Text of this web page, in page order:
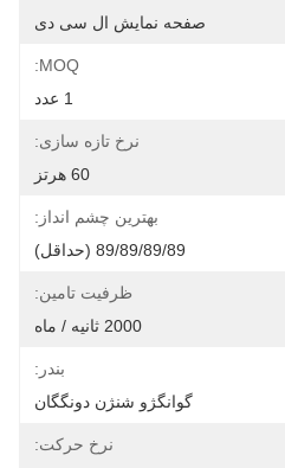
صفحه نمایش ال سی دی
MOQ:
نرخ تازه سازی:
60 هرتز
بهترین چشم انداز:
89/89/89/89 (حداقل)
ظرفیت تامین:
2000 ثانیه / ماه
بندر:
گوانگژو شنژن دونگگان
نرخ حرکت: